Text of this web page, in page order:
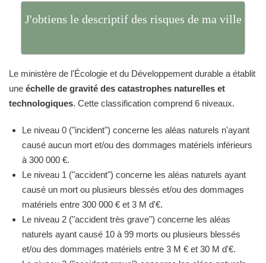
J'obtiens le descriptif des risques de ma ville
Le ministère de l'Écologie et du Développement durable a établit
une échelle de gravité des catastrophes naturelles et
technologiques. Cette classification comprend 6 niveaux.
Le niveau 0 ("incident") concerne les aléas naturels n'ayant
causé aucun mort et/ou des dommages matériels inférieurs
à 300 000 €.
Le niveau 1 ("accident") concerne les aléas naturels ayant
causé un mort ou plusieurs blessés et/ou des dommages
matériels entre 300 000 € et 3 M d'€.
Le niveau 2 ("accident très grave") concerne les aléas
naturels ayant causé 10 à 99 morts ou plusieurs blessés
et/ou des dommages matériels entre 3 M € et 30 M d'€.